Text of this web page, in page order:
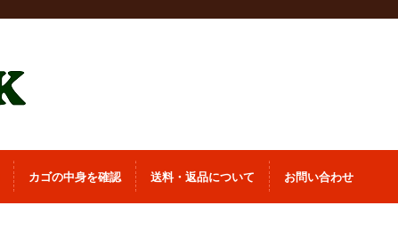
カゴの中身を確認 送料・返品について お問い合わせ